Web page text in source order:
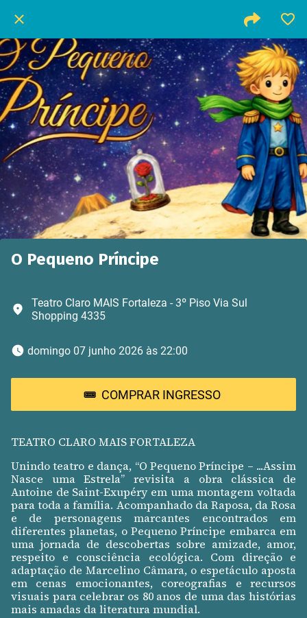
O Pequeno Príncipe
Teatro Claro MAIS Fortaleza - 3º Piso Via Sul
Shopping 4335
domingo 07 junho 2026 às 22:00
COMPRAR INGRESSO
TEATRO CLARO MAIS FORTALEZA
Unindo teatro e dança, “O Pequeno Príncipe – ...Assim
Nasce uma Estrela” revisita a obra clássica de
Antoine de Saint-Exupéry em uma montagem voltada
para toda a família. Acompanhado da Raposa, da Rosa
e de personagens marcantes encontrados em
diferentes planetas, o Pequeno Príncipe embarca em
uma jornada de descobertas sobre amizade, amor,
respeito e consciência ecológica. Com direção e
adaptação de Marcelino Câmara, o espetáculo aposta
em cenas emocionantes, coreografias e recursos
visuais para celebrar os 80 anos de uma das histórias
mais amadas da literatura mundial.